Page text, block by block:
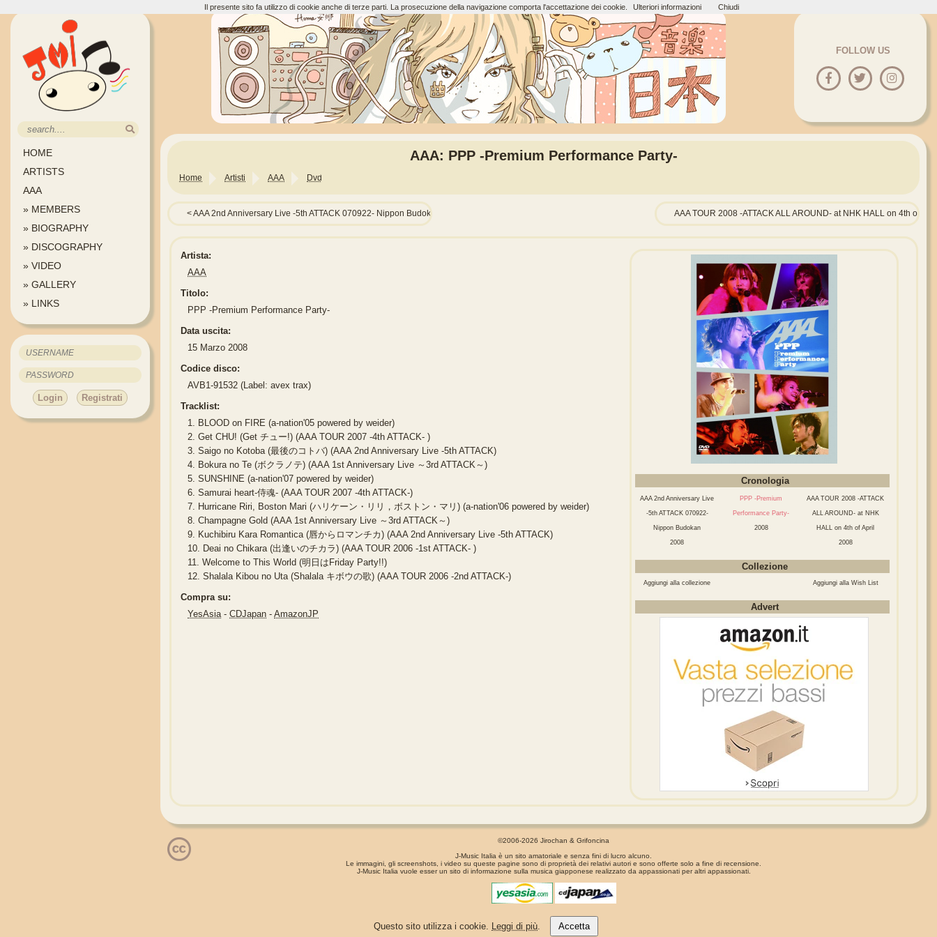
Questo sito utilizza i cookie. Leggi di più. Accetta
HOME
ARTISTS
AAA
» MEMBERS
» BIOGRAPHY
» DISCOGRAPHY
» VIDEO
» GALLERY
» LINKS
Login Registrati
FOLLOW US
AAA: PPP -Premium Performance Party-
Home Artisti AAA Dvd
AAA 2nd Anniversary Live -5th ATTACK 070922- Nippon Budokan AAA TOUR 2008 -ATTACK ALL AROUND- at NHK HALL on 4th of
Cronologia
AAA 2nd Anniversary Live
-5th ATTACK 070922-
Nippon Budokan
2008
PPP -Premium
Performance Party-
2008
AAA TOUR 2008 -ATTACK
ALL AROUND- at NHK
HALL on 4th of April
2008
Collezione
Aggiungi alla collezione Aggiungi alla Wish List
Advert
Artista:
AAA
Titolo:
PPP -Premium Performance Party-
Data uscita:
15 Marzo 2008
Codice disco:
AVB1-91532 (Label: avex trax)
Tracklist:
1. BLOOD on FIRE (a-nation'05 powered by weider)
2. Get CHU! (Get チュー!) (AAA TOUR 2007 -4th ATTACK- )
3. Saigo no Kotoba (最後のコトバ) (AAA 2nd Anniversary Live -5th ATTACK)
4. Bokura no Te (ボクラノテ) (AAA 1st Anniversary Live ～3rd ATTACK～)
5. SUNSHINE (a-nation'07 powered by weider)
6. Samurai heart-侍魂- (AAA TOUR 2007 -4th ATTACK-)
7. Hurricane Riri, Boston Mari (ハリケーン・リリ，ボストン・マリ) (a-nation'06 powered by weider)
8. Champagne Gold (AAA 1st Anniversary Live ～3rd ATTACK～)
9. Kuchibiru Kara Romantica (唇からロマンチカ) (AAA 2nd Anniversary Live -5th ATTACK)
10. Deai no Chikara (出逢いのチカラ) (AAA TOUR 2006 -1st ATTACK- )
11. Welcome to This World (明日はFriday Party!!)
12. Shalala Kibou no Uta (Shalala キボウの歌) (AAA TOUR 2006 -2nd ATTACK-)
Compra su:
YesAsia-CDJapan -AmazonJP
©2006-2026 Jirochan & Grifoncina
J-Music Italia è un sito amatoriale e senza fini di lucro alcuno.
Le immagini, gli screenshots, i video su queste pagine sono di proprietà dei relativi autori e sono offerte solo a fine di recensione.
J-Music Italia vuole esser un sito di informazione sulla musica giapponese realizzato da appassionati per altri appassionati.
Privacy
Il presente sito fa utilizzo di cookie anche di terze parti. La prosecuzione della navigazione comporta l'accettazione dei cookie. Ulteriori informazioni Chiudi